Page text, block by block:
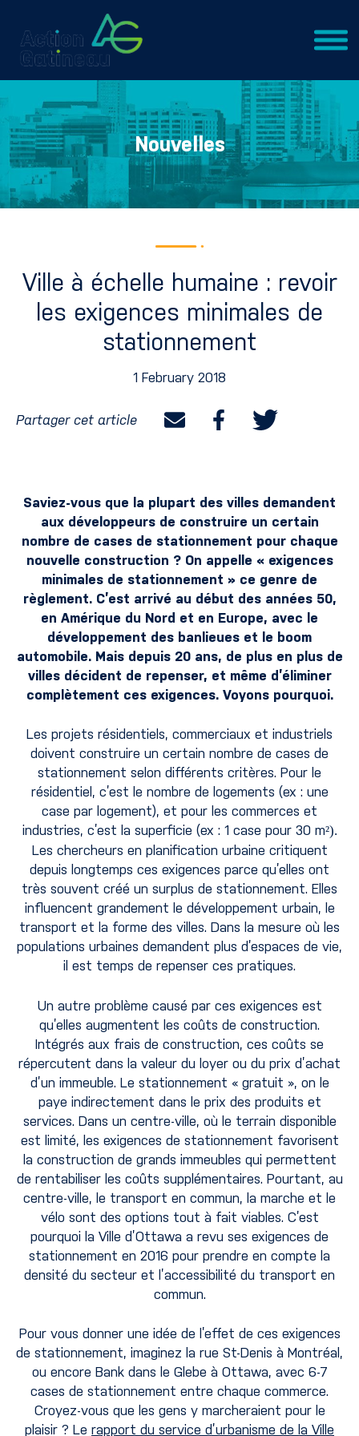
Nouvelles
Ville à échelle humaine : revoir
les exigences minimales de
stationnement
1 February 2018
Partager cet article
Saviez-vous que la plupart des villes demandent
aux développeurs de construire un certain
nombre de cases de stationnement pour chaque
nouvelle construction ? On appelle « exigences
minimales de stationnement » ce genre de
règlement. C’est arrivé au début des années 50,
en Amérique du Nord et en Europe, avec le
développement des banlieues et le boom
automobile. Mais depuis 20 ans, de plus en plus de
villes décident de repenser, et même d’éliminer
complètement ces exigences. Voyons pourquoi.
Les projets résidentiels, commerciaux et industriels
doivent construire un certain nombre de cases de
stationnement selon différents critères. Pour le
résidentiel, c’est le nombre de logements (ex : une
case par logement), et pour les commerces et
industries, c’est la superficie (ex : 1 case pour 30 m²).
Les chercheurs en planification urbaine critiquent
depuis longtemps ces exigences parce qu’elles ont
très souvent créé un surplus de stationnement. Elles
influencent grandement le développement urbain, le
transport et la forme des villes. Dans la mesure où les
populations urbaines demandent plus d’espaces de vie,
il est temps de repenser ces pratiques.
Un autre problème causé par ces exigences est
qu’elles augmentent les coûts de construction.
Intégrés aux frais de construction, ces coûts se
répercutent dans la valeur du loyer ou du prix d’achat
d’un immeuble. Le stationnement « gratuit », on le
paye indirectement dans le prix des produits et
services. Dans un centre-ville, où le terrain disponible
est limité, les exigences de stationnement favorisent
la construction de grands immeubles qui permettent
de rentabiliser les coûts supplémentaires. Pourtant, au
centre-ville, le transport en commun, la marche et le
vélo sont des options tout à fait viables. C’est
pourquoi la Ville d’Ottawa a revu ses exigences de
stationnement en 2016 pour prendre en compte la
densité du secteur et l’accessibilité du transport en
commun.
Pour vous donner une idée de l’effet de ces exigences
de stationnement, imaginez la rue St-Denis à Montréal,
ou encore Bank dans le Glebe à Ottawa, avec 6-7
cases de stationnement entre chaque commerce.
Croyez-vous que les gens y marcheraient pour le
plaisir ? Le rapport du service d’urbanisme de la Ville